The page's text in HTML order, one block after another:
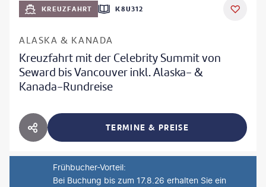
KREUZFAHRT K8U312
ALASKA & KANADA
Kreuzfahrt mit der Celebrity Summit von
Seward bis Vancouver inkl. Alaska- &
Kanada-Rundreise
HOTEL TEILEN TERMINE & PREISE
Frühbucher-Vorteil:
Bei Buchung bis zum 17.8.26 erhalten Sie ein